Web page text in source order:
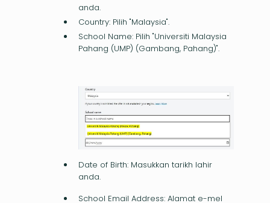
anda.
Country: Pilih "Malaysia".
School Name: Pilih "Universiti Malaysia
Pahang (UMP) (Gambang, Pahang)".
Date of Birth: Masukkan tarikh lahir
anda.
School Email Address: Alamat e-mel